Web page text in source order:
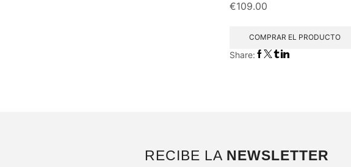
€109.00
COMPRAR EL PRODUCTO
Share:
RECIBE LA NEWSLETTER